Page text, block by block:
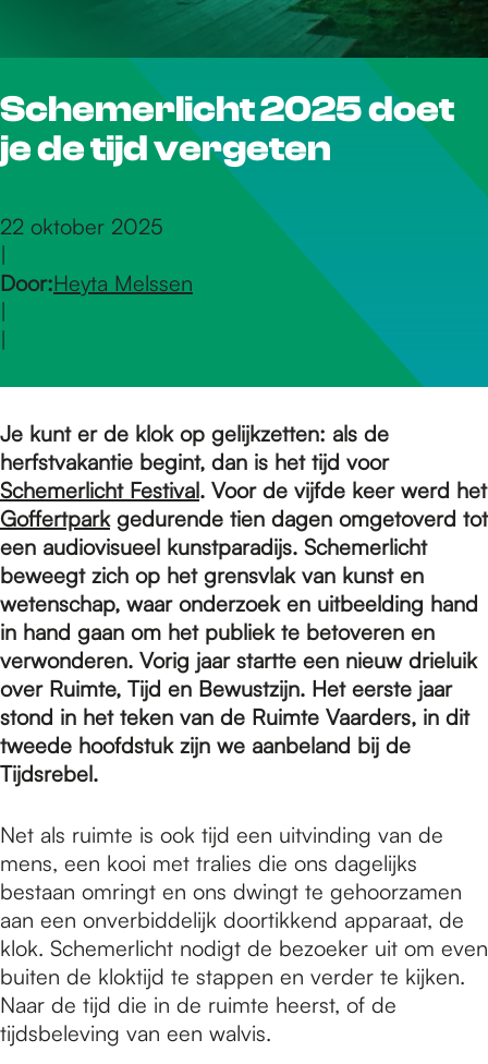
r
d
e
m
e
p
a
g
e
Schemerlicht 2025 doet
je de tijd vergeten
22 oktober 2025
|
Door:Heyta Melssen
|
|
Je kunt er de klok op gelijkzetten: als de
herfstvakantie begint, dan is het tijd voor
Schemerlicht Festival. Voor de vijfde keer werd het
Goffertparkgedurende tien dagen omgetoverd tot
een audiovisueel kunstparadijs. Schemerlicht
beweegt zich op het grensvlak van kunst en
wetenschap, waar onderzoek en uitbeelding hand
in hand gaan om het publiek te betoveren en
verwonderen. Vorig jaar startte een nieuw drieluik
over Ruimte, Tijd en Bewustzijn. Het eerste jaar
stond in het teken van de Ruimte Vaarders, in dit
tweede hoofdstuk zijn we aanbeland bij de
Tijdsrebel.
Net als ruimte is ook tijd een uitvinding van de
mens, een kooi met tralies die ons dagelijks
bestaan omringt en ons dwingt te gehoorzamen
aan een onverbiddelijk doortikkend apparaat, de
klok. Schemerlicht nodigt de bezoeker uit om even
buiten de kloktijd te stappen en verder te kijken.
Naar de tijd die in de ruimte heerst, of de
tijdsbeleving van een walvis.